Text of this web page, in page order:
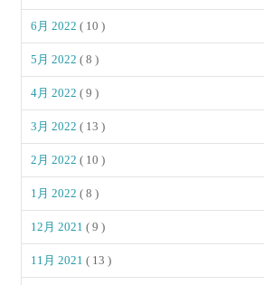
6月 2022( 10 )
5月 2022( 8 )
4月 2022( 9 )
3月 2022( 13 )
2月 2022( 10 )
1月 2022( 8 )
12月 2021( 9 )
11月 2021( 13 )